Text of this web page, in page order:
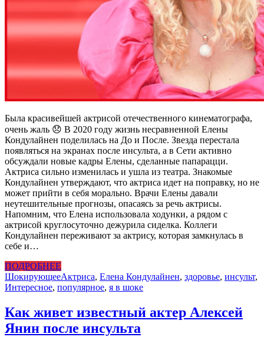
Была красивейшей актрисой отечественного кинематографа,
очень жаль 😞 В 2020 году жизнь несравненной Елены
Кондулайнен поделилась на До и После. Звезда перестала
появляться на экранах после инсульта, а в Сети активно
обсуждали новые кадры Елены, сделанные папарацци.
Актриса сильно изменилась и ушла из театра. Знакомые
Кондулайнен утверждают, что актриса идет на поправку, но не
может прийти в себя морально. Врачи Елены давали
неутешительные прогнозы, опасаясь за речь актрисы.
Напомним, что Елена использовала ходунки, а рядом с
актрисой круглосуточно дежурила сиделка. Коллеги
Кондулайнен переживают за актрису, которая замкнулась в
себе и…
ПОДРОБНЕЕ
ШокирующееАктриса, Елена Кондулайнен, здоровье, инсульт,
Интересное, популярное, я в шоке
Как живет известный актер Алексей
Янин после инсульта